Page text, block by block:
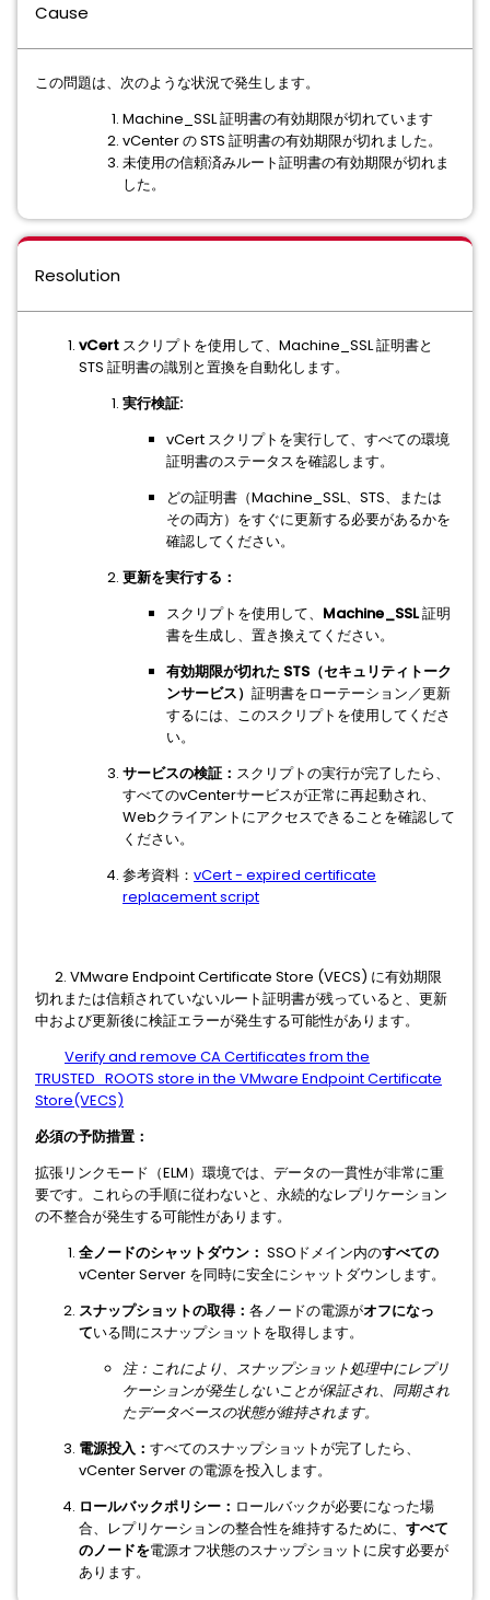
Cause
この問題は、次のような状況で発生します。
Machine_SSL 証明書の有効期限が切れています
vCenter の STS 証明書の有効期限が切れました。
未使用の信頼済みルート証明書の有効期限が切れま
した。
Resolution
vCert スクリプトを使用して、Machine_SSL 証明書と
STS 証明書の識別と置換を自動化します。
実行検証:
vCert スクリプトを実行して、すべての環境
証明書のステータスを確認します。
どの証明書（Machine_SSL、STS、または
その両方）をすぐに更新する必要があるかを
確認してください。
更新を実行する：
スクリプトを使用して、 Machine_SSL証明
書を生成し、置き換えてください。
有効期限が切れた STS（セキュリティトーク
ンサービス） 証明書をローテーション／更新
するには、このスクリプトを使用してくださ
い。
サービスの検証： スクリプトの実行が完了したら、
すべてのvCenterサービスが正常に再起動され、
Webクライアントにアクセスできることを確認して
ください。
参考資料： vCert - expired certificate
replacement script
2. VMware Endpoint Certificate Store (VECS) に有効期限
切れまたは信頼されていないルート証明書が残っていると、更新
中および更新後に検証エラーが発生する可能性があります。
Verify and remove CA Certificates from the
TRUSTED_ROOTS store in the VMware Endpoint Certificate
Store(VECS)
必須の予防措置：
拡張リンクモード（ELM）環境では、データの一貫性が非常に重
要です。これらの手順に従わないと、永続的なレプリケーション
の不整合が発生する可能性があります。
全ノードのシャットダウン： SSOドメイン内のすべての
vCenter Server を同時に安全にシャットダウンします。
スナップショットの取得： 各ノードの電源がオフになっ
ている間にスナップショットを取得します。
注：これにより、スナップショット処理中にレプリ
ケーションが発生しないことが保証され、同期され
たデータベースの状態が維持されます。
電源投入： すべてのスナップショットが完了したら、
vCenter Server の電源を投入します。
ロールバックポリシー： ロールバックが必要になった場
合、レプリケーションの整合性を維持するために、 すべて
のノードを電源オフ状態のスナップショットに戻す必要が
あります。